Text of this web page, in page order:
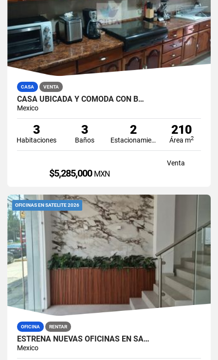
CASA VENTA
CASA UBICADA Y CÓMODA CON B…
Mexico
3
Habitaciones
3
Baños
2
Estacionamiento
210
Área m2
Venta
$5,285,000 MXN
OFICINAS EN SATELITE 2026
OFICINA RENTAR
ESTRENA NUEVAS OFICINAS EN SA…
Mexico